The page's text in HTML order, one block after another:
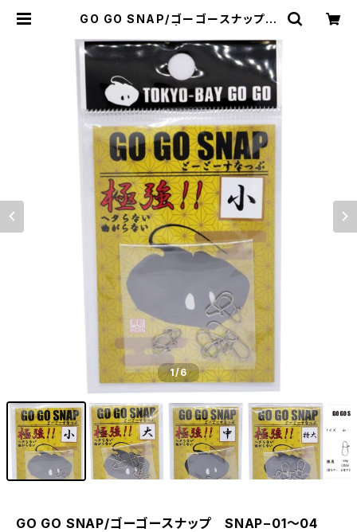
GO GO SNAP/ゴーゴースナップ
al
1/6
GO GO SNAP/ゴーゴースナップ SNAP−01〜04